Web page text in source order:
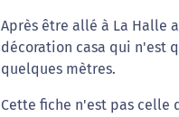
Après être allé à La Halle
décoration casa qui n'est
quelques mètres.
Cette fiche n'est pas celle